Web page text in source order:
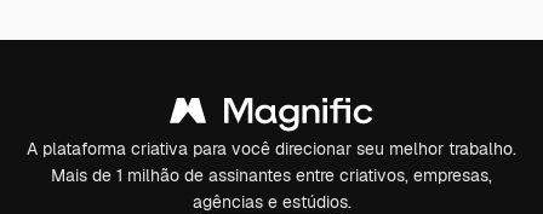
A plataforma criativa para você direcionar seu melhor trabalho.
Mais de 1 milhão de assinantes entre criativos, empresas,
agências e estúdios.